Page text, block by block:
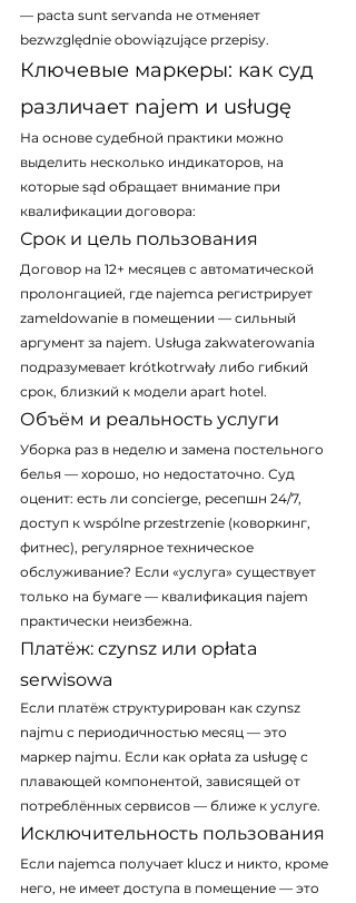
— pacta sunt servanda не отменяет
bezwzględnie obowiązujące przepisy.
Ключевые маркеры: как суд
различает najem и usługę
На основе судебной практики можно
выделить несколько индикаторов, на
которые sąd обращает внимание при
квалификации договора:
Срок и цель пользования
Договор на 12+ месяцев с автоматической
пролонгацией, где najemca регистрирует
zameldowanie в помещении — сильный
аргумент за najem. Usługa zakwaterowania
подразумевает krótkotrwały либо гибкий
срок, близкий к модели apart hotel.
Объём и реальность услуги
Уборка раз в неделю и замена постельного
белья — хорошо, но недостаточно. Суд
оценит: есть ли concierge, ресепшн 24/7,
доступ к wspólne przestrzenie (коворкинг,
фитнес), регулярное техническое
обслуживание? Если «услуга» существует
только на бумаге — квалификация najem
практически неизбежна.
Платёж: czynsz или opłata
serwisowa
Если платёж структурирован как czynsz
najmu с периодичностью месяц — это
маркер najmu. Если как opłata za usługę с
плавающей компонентой, зависящей от
потреблённых сервисов — ближе к услуге.
Исключительность пользования
Если najemca получает klucz и никто, кроме
него, не имеет доступа в помещение — это